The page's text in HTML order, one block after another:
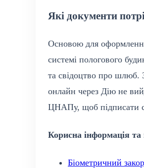
Які документи
Основою для
системі пологового
та свідоцтво про шлюб.
онлайн через Дію не
ЦНАПу, щоб підписати
Корисна інформація та
Біометричний